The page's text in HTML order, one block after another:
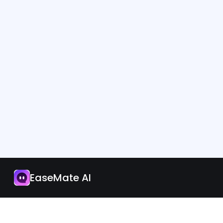
App
Aggiorna ora
EaseMate AI